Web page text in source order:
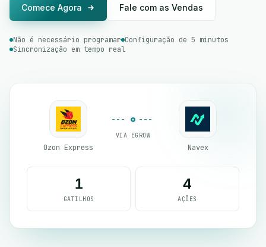
Comece Agora Fale com as Vendas
Não é necessário programar Configuração de 5 minutos
Sincronização em tempo real
Ozon Express
VIA EGROW
Navex
1
GATILHOS
4
AÇÕES